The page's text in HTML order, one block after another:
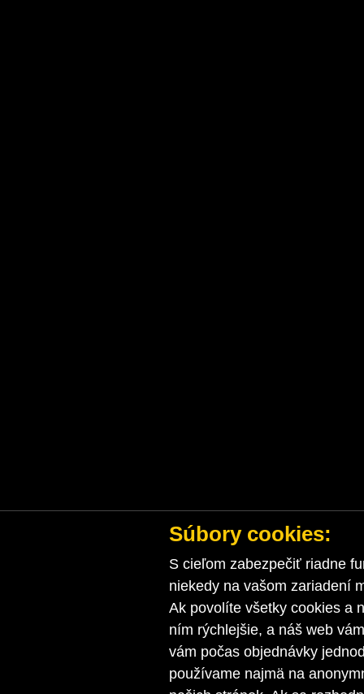
Súbory cookies:
S cieľom zabezpečiť riadne
niekedy na vašom zariadení
Ak povolíte všetky cookies a
ním rýchlejšie, a náš web
vám počas objednávky
používame najmä na